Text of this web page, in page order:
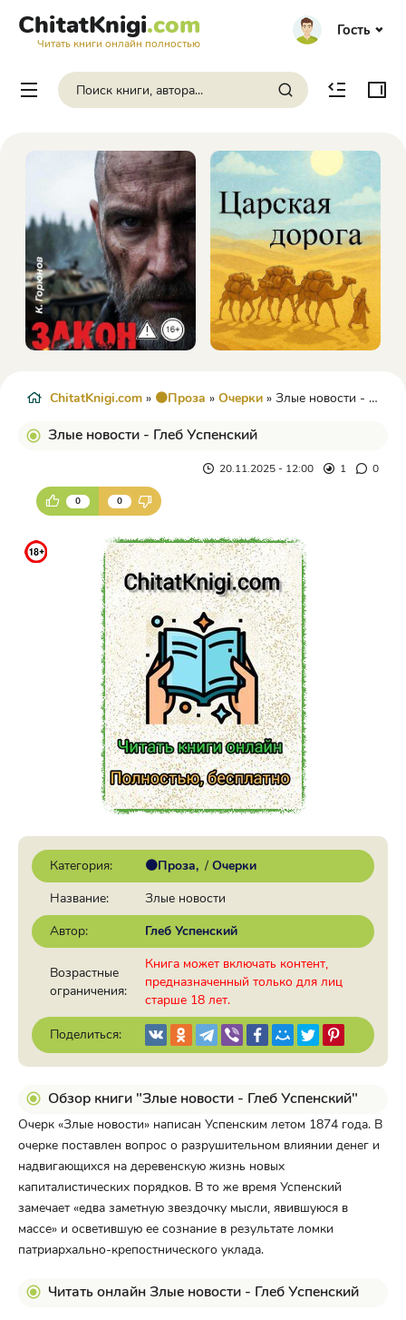
ChitatKnigi.com
Читать книги онлайн полностью
Гость
ChitatKnigi.com » 🟠Проза » Очерки » Злые новости - Глеб Успенский
Злые новости - Глеб Успенский
20.11.2025 - 12:00 1 0
0 0
Категория: 🟠Проза / Очерки
Название:
Злые новости
Автор:
Глеб Успенский
Возрастные
ограничения:
Книга может включать контент,
предназначенный только для лиц
старше 18 лет.
Поделиться:
Обзор книги "Злые новости - Глеб Успенский"
Очерк «Злые новости» написан Успенским летом 1874 года. В
очерке поставлен вопрос о разрушительном влиянии денег и
надвигающихся на деревенскую жизнь новых
капиталистических порядков. В то же время Успенский
замечает «едва заметную звездочку мысли, явившуюся в
массе» и осветившую ее сознание в результате ломки
патриархально-крепостнического уклада.
Читать онлайн Злые новости - Глеб Успенский